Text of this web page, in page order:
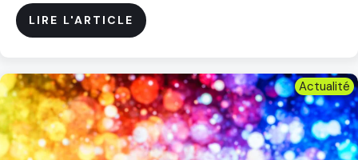
LIRE L'ARTICLE
Actualité